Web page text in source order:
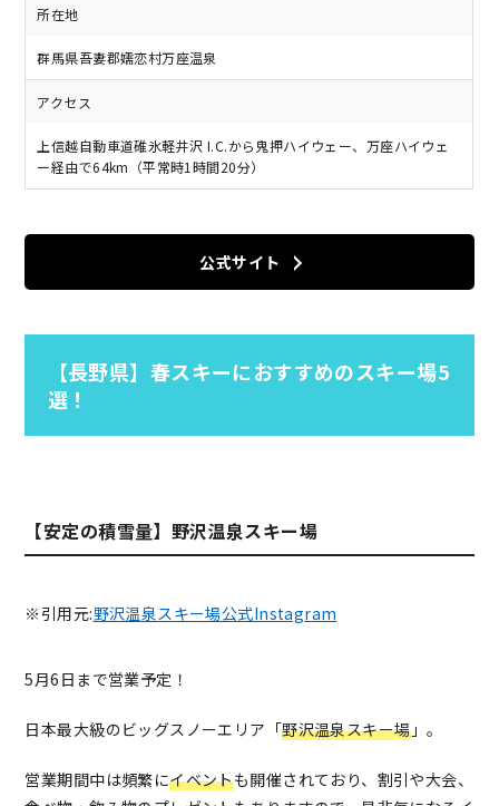
所在地
群馬県吾妻郡嬬恋村万座温泉
アクセス
上信越自動車道碓氷軽井沢 I.C.から鬼押ハイウェー、万座ハイウェ
ー経由で64km（平常時1時間20分）
公式サイト
【長野県】春スキーにおすすめのスキー場5
選！
【安定の積雪量】野沢温泉スキー場
※引用元:野沢温泉スキー場公式Instagram
5月6日まで営業予定！
日本最大級のビッグスノーエリア「野沢温泉スキー場」。
営業期間中は頻繁にイベントも開催されており、割引や大会、